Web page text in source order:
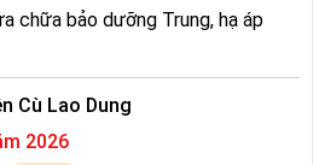
chữa bảo dưỡng Trung, hạ áp
Cù Lao Dung
2026